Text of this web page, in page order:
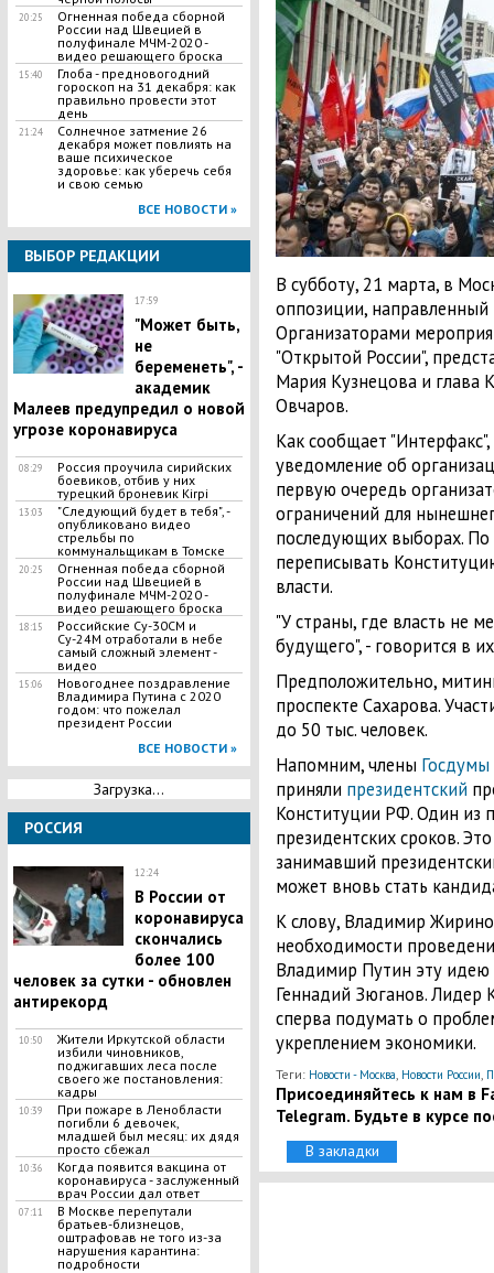
20:25
Огненная победа сборной
России над Швецией в
полуфинале МЧМ-2020 -
видео решающего броска
15:40
Глоба - предновогодний
гороскоп на 31 декабря: как
правильно провести этот
день
21:24
Солнечное затмение 26
декабря может повлиять на
ваше психическое
здоровье: как уберечь себя
и свою семью
ВСЕ НОВОСТИ »
ВЫБОР РЕДАКЦИИ
17:59
"Может быть,
не
беременеть", -
академик
Малеев предупредил о новой
угрозе коронавируса
08:29
Россия проучила сирийских
боевиков, отбив у них
турецкий броневик Kirpi
13:03
"Следующий будет в тебя", -
опубликовано видео
стрельбы по
коммунальщикам в Томске
20:25
Огненная победа сборной
России над Швецией в
полуфинале МЧМ-2020 -
видео решающего броска
18:15
Российские Су-30СМ и
Су-24М отработали в небе
самый сложный элемент -
видео
15:06
Новогоднее поздравление
Владимира Путина с 2020
годом: что пожелал
президент России
ВСЕ НОВОСТИ »
Загрузка...
РОССИЯ
12:24
В России от
коронавируса
скончались
более 100
человек за сутки - обновлен
антирекорд
10:50
Жители Иркутской области
избили чиновников,
поджигавших леса после
своего же постановления:
кадры
10:39
При пожаре в Ленобласти
погибли 6 девочек,
младшей был месяц: их дядя
просто сбежал
10:36
Когда появится вакцина от
коронавируса - заслуженный
врач России дал ответ
07:11
​В Москве перепутали
братьев-близнецов,
оштрафовав не того из-за
нарушения карантина:
подробности
В субботу, 21 марта, в
оппозиции,
Организаторами
"Открытой России",
Мария Кузнецова и глава
Овчаров.
Как сообщает
уведомление об
первую очередь
ограничений для
последующих выборах.
переписывать
власти.
"У страны, где власть не
будущего", - говорится в
Предположительно,
проспекте Сахарова.
до 50 тыс. человек.
Напомним, члены
приняли президентский
Конституции РФ. Один из
президентских сроков.
занимавший
может вновь стать
К слову, Владимир
необходимости
Владимир Путин эту
Геннадий Зюганов. Лидер
сперва подумать о
укреплением экономики.
Теги: Новости - Москва, Новости России,
Присоединяйтесь к нам в
Telegram. Будьте в курсе
В закладки